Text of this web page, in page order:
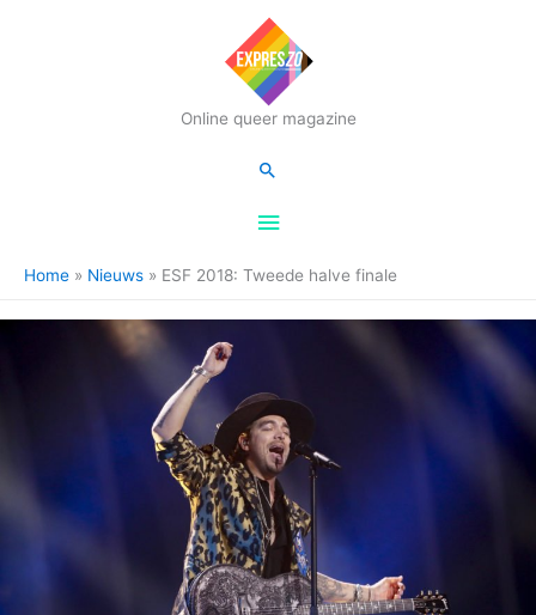
Online queer magazine
Hoofdmenu
Zoeken
Home Nieuws ESF 2018: Tweede halve finale